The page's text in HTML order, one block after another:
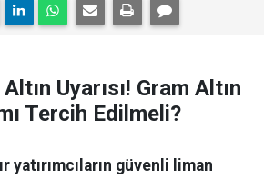
Uyarısı! Gram Altın
Tercih Edilmeli?
yatırımcıların güvenli liman